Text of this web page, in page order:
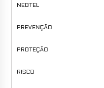
NEOTEL
PREVENÇÃO
PROTEÇÃO
RISCO